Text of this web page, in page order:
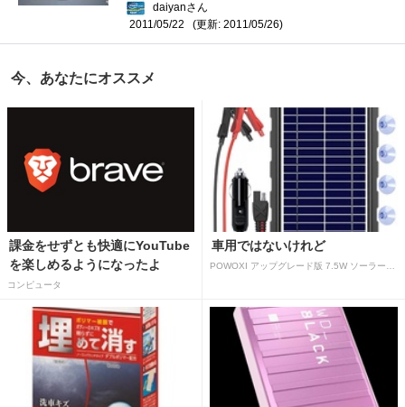
daiyanさん
2011/05/22
(更新: 2011/05/26)
今、あなたにオススメ
課金をせずとも快適にYouTube
を楽しめるようになったよ
コンピュータ
車用ではないけれど
POWOXI アップグレード版 7.5W ソーラーバッテリートリクルチャージャーメンテナー 12V ポータブル防水ソーラーパネル トリクル充電キット 車、自動車、オートバイ、ボート、マリン、RV、トレーラー、スノーモービルなど用